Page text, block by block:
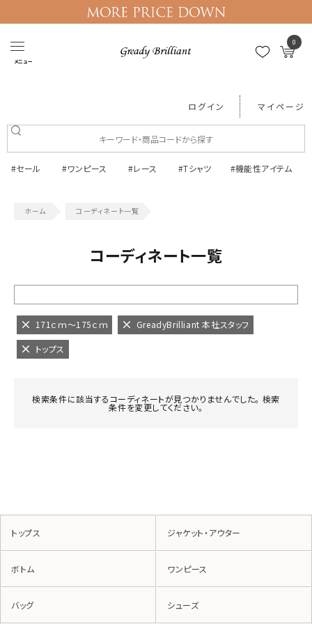
メニュー
0
ログイン マイページ
#セール #ワンピース #レース #Tシャツ #機能性アイテム
コーディネート一覧
コーディネート一覧
171ｃｍ～175ｃｍ GreadyBrilliant 本社スタッフ
トップス
検索条件に該当するコーディネートが見つかりませんでした。 検索
条件を変更してください。
トップス ジャケット・アウター
ボトム ワンピース
バッグ シューズ